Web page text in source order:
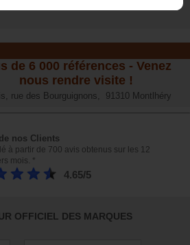
de 6 000 références - Venez
nous rendre visite !
rue des Bourguignons, 91310 Montlhéry
nos Clients
à partir de 700 avis obtenus sur les 12
mois. *
4.65/5
OFFICIEL DES MARQUES